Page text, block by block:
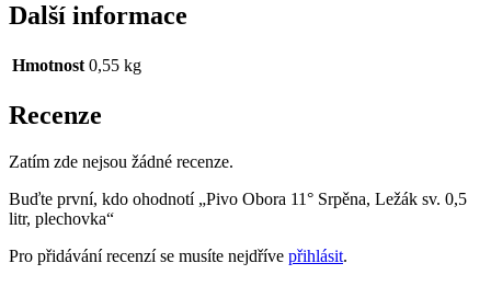
Další informace
Hmotnost 0,55 kg
Recenze
Zatím zde nejsou žádné recenze.
Buďte první, kdo ohodnotí „Pivo Obora 11° Srpěna, Ležák sv. 0,5
litr, plechovka“
Pro přidávání recenzí se musíte nejdříve přihlásit.